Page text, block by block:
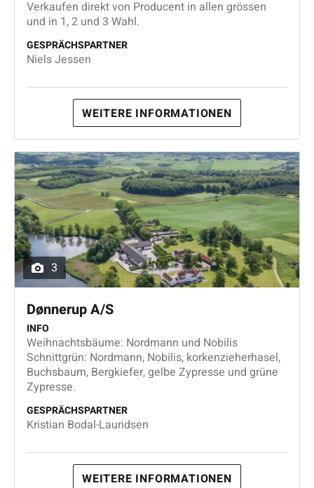
Verkaufen direkt von Producent in allen grössen
und in 1, 2 und 3 Wahl.
GESPRÄCHSPARTNER
Niels Jessen
WEITERE INFORMATIONEN
3
Dønnerup A/S
INFO
Weihnachtsbäume: Nordmann und Nobilis
Schnittgrün: Nordmann, Nobilis, korkenzieherhasel,
Buchsbaum, Bergkiefer, gelbe Zypresse und grüne
Zypresse.
GESPRÄCHSPARTNER
Kristian Bodal-Lauridsen
WEITERE INFORMATIONEN